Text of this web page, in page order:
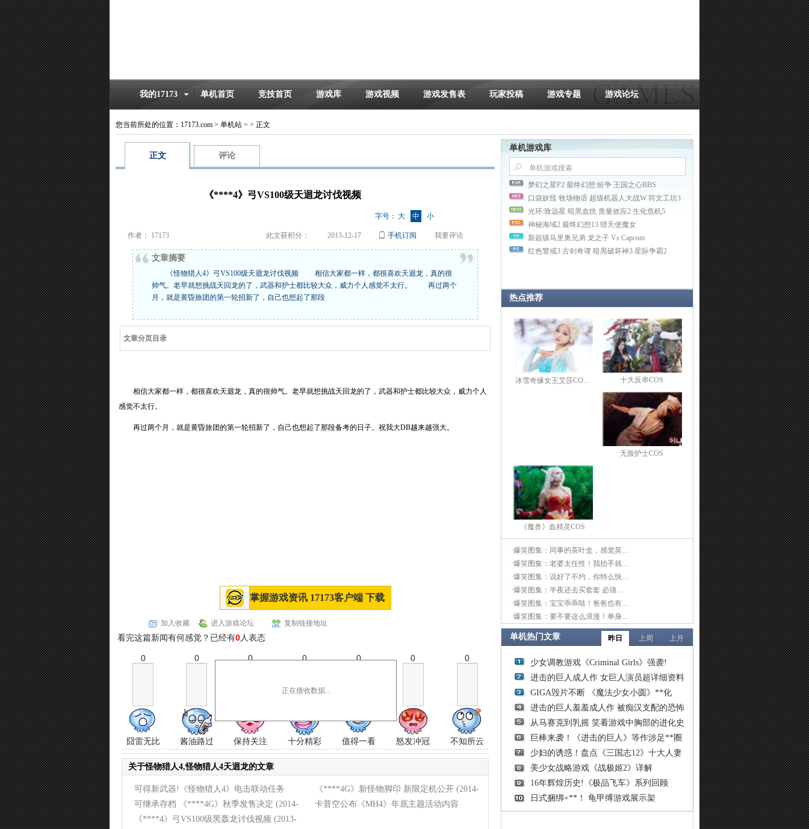
我的17173 单机首页 竞技首页 游戏库 游戏视频 游戏发售表 玩家投稿 游戏专题 游戏论坛
您当前所处的位置： 17173.com > 单机站 > > 正文
正文 评论
《****4》弓VS100级天迴龙讨伐视频
字号： 大 中 小
作者： 17173 此文获积分： 2013-12-17 手机订阅 我要评论
文章摘要
《怪物猎人4》弓VS100级天迴龙讨伐视频 相信大家都一样，都很喜欢天迴龙，真的很
帅气。老早就想挑战天回龙的了，武器和护士都比较大众，威力个人感觉不太行。 再过两个
月，就是黄昏旅团的第一轮招新了，自己也想起了那段
文章分页目录
相信大家都一样，都很喜欢天迴龙，真的很帅气。老早就想挑战天回龙的了，武器和护士都比较大众，威力个人
感觉不太行。
再过两个月，就是黄昏旅团的第一轮招新了，自己也想起了那段备考的日子。祝我大DB越来越强大。
掌握游戏资讯 17173客户端 下载
加入收藏 进入游戏论坛 复制链接地址
看完这篇新闻有何感觉？已经有0人表态
0
囧雷无比
0
酱油路过
0
保持关注
0
十分精彩
0
值得一看
0
怒发冲冠
0
不知所云
正在接收数据...
关于怪物猎人4,怪物猎人4天迴龙的文章
可得新武器!《怪物猎人4》电击联动任务
(2014-02-23)
《****4G》新怪物脚印 新限定机公开 (2014-
02-14)
可继承存档 《****4G》秋季发售决定 (2014-
01-26)
卡普空公布《MH4》年底主题活动内容
《****4》弓VS100级黑轰龙讨伐视频 (2013-
单机游戏库
梦幻之星P2 最终幻想:纷争 王国之心BBS
口袋妖怪 牧场物语 超级机器人大战W 符文工坊3
光环:致远星 暗黑血统 质量效应2 生化危机5
神秘海域2 最终幻想13 猎天使魔女
新超级马里奥兄弟 龙之子 Vs Capcom
红色警戒3 古剑奇谭 暗黑破坏神3 星际争霸2
热点推荐
冰雪奇缘女王艾莎CO… 十大反串COS
无脸护士COS
《魔兽》血精灵COS
·爆笑图集：同事的茶叶盒，感觉英…
·爆笑图集：老婆太任性！我抬手就…
·爆笑图集：说好了不约，你特么快…
·爆笑图集：半夜还去买套套 必须…
·爆笑图集：宝宝乖乖哒！爸爸也有…
·爆笑图集：要不要这么浪漫！单身…
单机热门文章 昨日 上周 上月
少女调教游戏《Criminal Girls》强袭!
进击的巨人成人作 女巨人演员超详细资料
GIGA毁片不断 《魔法少女小圆》**化
进击的巨人羞羞成人作 被痴汉支配的恐怖
从马赛克到乳摇 笑看游戏中胸部的进化史
巨棒来袭！《进击的巨人》等作涉足**圈
少妇的诱惑！盘点《三国志12》十大人妻
美少女战略游戏《战极姬2》详解
16年辉煌历史!《极品飞车》系列回顾
日式捆绑+**！ 龟甲缚游戏展示架